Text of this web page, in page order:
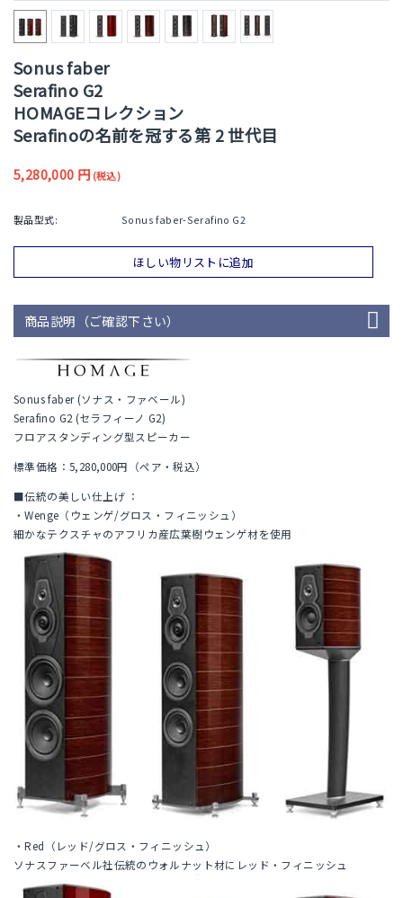
Sonus faber
Serafino G2
HOMAGEコレクション
Serafinoの名前を冠する第 2 世代目
5,280,000 円 (税込)
製品型式: Sonus faber-Serafino G2
ほしい物リストに追加
商品説明（ご確認下さい）
Sonus faber (ソナス・ファベール)
Serafino G2 (セラフィーノ G2)
フロアスタンディング型スピーカー
標準価格：5,280,000円（ペア・税込）
■伝統の美しい仕上げ ：
・Wenge（ウェンゲ/グロス・フィニッシュ）
細かなテクスチャのアフリカ産広葉樹ウェンゲ材を使用
・Red（レッド/グロス・フィニッシュ）
ソナスファーベル社伝統のウォルナット材にレッド・フィニッシュ